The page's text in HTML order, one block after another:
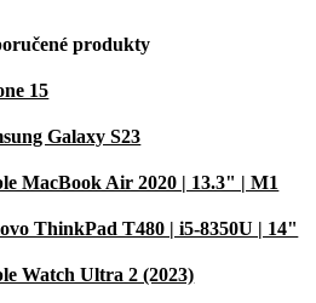
produkty
15
Galaxy S23
MacBook Air 2020 | 13.3" | M1
ThinkPad T480 | i5-8350U | 14"
Watch Ultra 2 (2023)